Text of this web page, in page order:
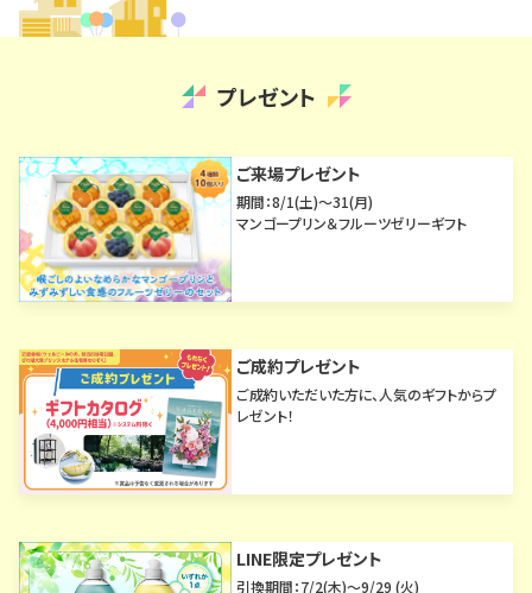
プレゼント
ご来場プレゼント
期間：8/1(土)～31(月)
マンゴープリン＆フルーツゼリーギフト
ご成約プレゼント
ご成約いただいた方に、人気のギフトからプ
レゼント！
LINE限定プレゼント
引換期間：7/2(木)～9/29 (火)